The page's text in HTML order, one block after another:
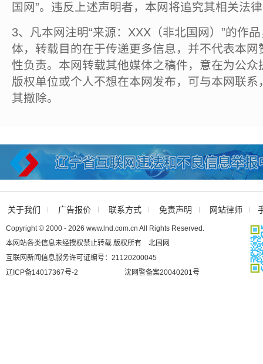
国网”。违反上述声明者，本网将追究其相关法
3、凡本网注明“来源：XXX（非北国网）”的作
体，转载目的在于传递更多信息，并不代表本
性负责。本网转载其他媒体之稿件，意在为公
版权单位或个人不想在本网发布，可与本网联
其撤除。
关于我们 广告报价 联系方式 免责声明 网站律师
Copyright © 2000 - 2026 www.lnd.com.cn All Rights Reserved.
本网站各类信息未经授权禁止转载 版权所有 北国网
互联网新闻信息服务许可证编号：21120200045
辽ICP备14017367号-2
沈网警备案20040201号